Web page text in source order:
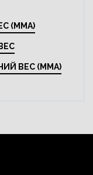
(MMA)
ВЕС (MMA)